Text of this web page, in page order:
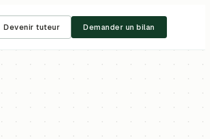
Devenir tuteur Demander un bilan